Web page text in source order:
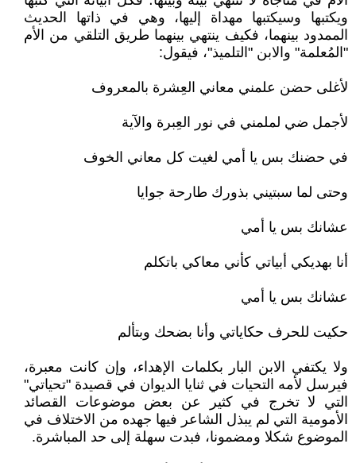
ويكتبها وسيكتبها مهداة إليها، وهي في ذاتها الحديث
الممدود بينهما، فكيف ينتهي بينهما طريق التلقي من الأم
"المُعلمة" والابن "التلميذ"، فيقول:
لأغلى حضن علمني معاني العِشرة بالمعروف
لأجمل ضي لملمني في نور العِبرة والآية
في حضنك بس يا أمي لغيت كل معاني الخوف
وحتى لما سبتيني بذورك طارحة جوايا
عشانك بس يا أمي
أنا بهديكي أبياتي كأني معاكي باتكلم
عشانك بس يا أمي
حكيت للحرف حكاياتي وأنا بضحك وبتألم
ولا يكتفي الابن البار بكلمات الإهداء، وإن كانت معبرة،
فيرسل لأمه التحيات في ثنايا الديوان في قصيدة "تحياتي"
التي لا تخرج في كثير عن بعض موضوعات القصائد
الأمومية التي لم يبذل الشاعر فيها جهده من الاختلاف في
الموضوع شكلا ومضمونا، فبدت سهلة إلى حد المباشرة.